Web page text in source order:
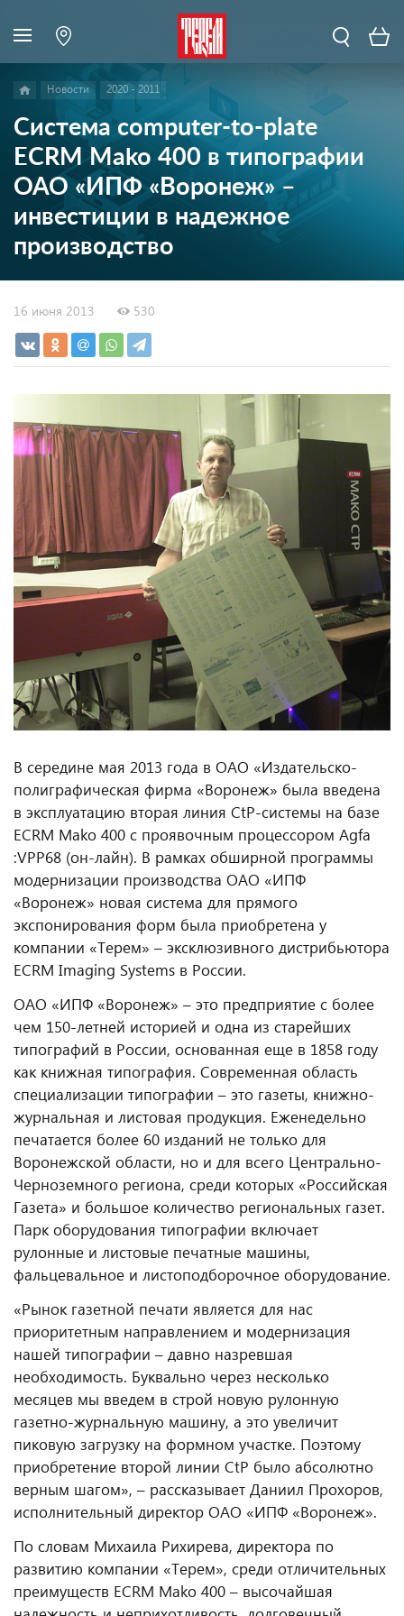
Новости 2020 - 2011
Система сomputer-to-plate
ECRM Mako 400 в типографии
ОАО «ИПФ «Воронеж» –
инвестиции в надежное
производство
16 июня 2013 530
В середине мая 2013 года в ОАО «Издательско-
полиграфическая фирма «Воронеж» была введена
в эксплуатацию вторая линия CtP-системы на базе
ECRM Mako 400 с проявочным процессором Agfa
:VPP68 (он-лайн). В рамках обширной программы
модернизации производства ОАО «ИПФ
«Воронеж» новая система для прямого
экспонирования форм была приобретена у
компании «Терем» – эксклюзивного дистрибьютора
ECRM Imaging Systems в России.
ОАО «ИПФ «Воронеж» – это предприятие с более
чем 150-летней историей и одна из старейших
типографий в России, основанная еще в 1858 году
как книжная типография. Современная область
специализации типографии – это газеты, книжно-
журнальная и листовая продукция. Еженедельно
печатается более 60 изданий не только для
Воронежской области, но и для всего Центрально-
Черноземного региона, среди которых «Российская
Газета» и большое количество региональных газет.
Парк оборудования типографии включает
рулонные и листовые печатные машины,
фальцевальное и листоподборочное оборудование.
«Рынок газетной печати является для нас
приоритетным направлением и модернизация
нашей типографии – давно назревшая
необходимость. Буквально через несколько
месяцев мы введем в строй новую рулонную
газетно-журнальную машину, а это увеличит
пиковую загрузку на формном участке. Поэтому
приобретение второй линии CtP было абсолютно
верным шагом», – рассказывает Даниил Прохоров,
исполнительный директор ОАО «ИПФ «Воронеж».
По словам Михаила Рихирева, директора по
развитию компании «Терем», среди отличительных
преимуществ ECRM Mako 400 – высочайшая